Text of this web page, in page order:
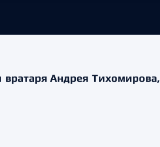
Андрея Тихомирова,